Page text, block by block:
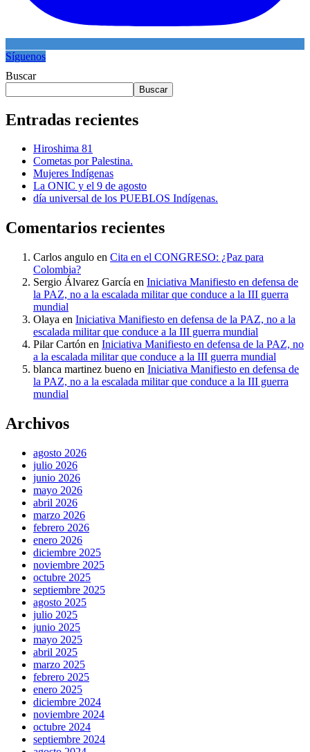
Síguenos
Buscar
Buscar
Entradas recientes
Hiroshima 81
Cometas por Palestina.
Mujeres Indígenas
La ONIC y el 9 de agosto
día universal de los PUEBLOS Indígenas.
Comentarios recientes
Carlos angulo en Cita en el CONGRESO: ¿Paz para
Colombia?
Sergio Álvarez García en Iniciativa Manifiesto en defensa de
la PAZ, no a la escalada militar que conduce a la III guerra
mundial
Olaya en Iniciativa Manifiesto en defensa de la PAZ, no a la
escalada militar que conduce a la III guerra mundial
Pilar Cartón en Iniciativa Manifiesto en defensa de la PAZ, no
a la escalada militar que conduce a la III guerra mundial
blanca martinez bueno en Iniciativa Manifiesto en defensa de
la PAZ, no a la escalada militar que conduce a la III guerra
mundial
Archivos
agosto 2026
julio 2026
junio 2026
mayo 2026
abril 2026
marzo 2026
febrero 2026
enero 2026
diciembre 2025
noviembre 2025
octubre 2025
septiembre 2025
agosto 2025
julio 2025
junio 2025
mayo 2025
abril 2025
marzo 2025
febrero 2025
enero 2025
diciembre 2024
noviembre 2024
octubre 2024
septiembre 2024